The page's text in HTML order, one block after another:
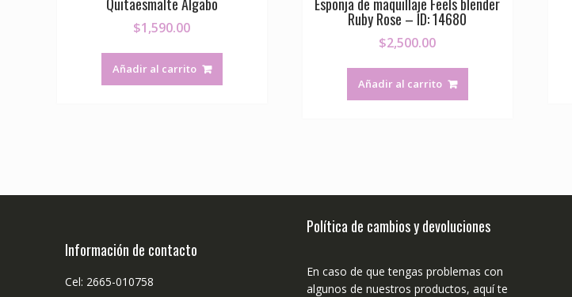
$1,590.00
Añadir al carrito
Ruby Rose – ID: 14680
$2,500.00
Añadir al carrito
Información de contacto
Cel: 2665-010758
Política de cambios y devoluciones
En caso de que tengas problemas con
algunos de nuestros productos, aquí te